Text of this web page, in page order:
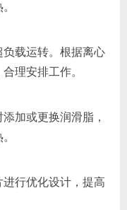
载运转。根据离心
理安排工作。
加或更换润滑脂，
行优化设计，提高